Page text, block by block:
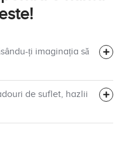
ți imaginația să
de suflet, hazlii